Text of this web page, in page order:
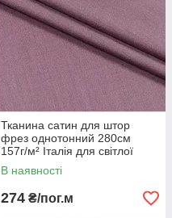
Тканина сатин для штор
фрез однотонний 280см
157г/м² Італія для світлої
кімнати
В наявності
274 ₴/пог.м